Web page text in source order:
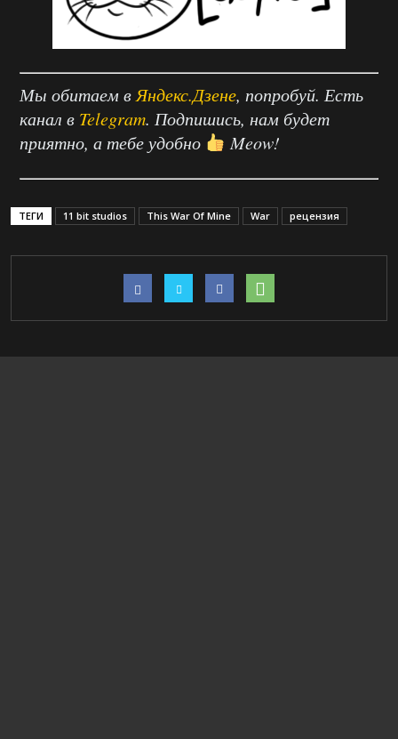
Мы обитаем вЯндекс.Дзене, попробуй. Есть
канал в Telegram. Подпишись, нам будет
приятно, а тебе удобно
Meow!
ТЕГИ 11 bit studios This War Of Mine War рецензия